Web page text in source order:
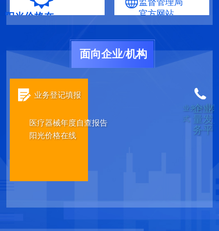
阳光价格在
线
监督管理局
官方网站
面向企业/机构
业务登记填报
医疗器械年度自查报告
阳光价格在线
业务科室联
式
企业
量发
务平